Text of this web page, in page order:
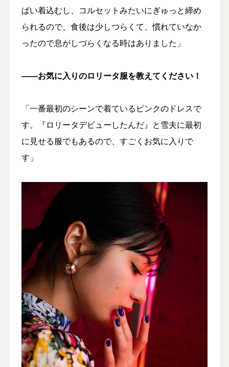
ぱい着込むし、コルセットみたいにぎゅっと締め
られるので、食後は少しつらくて、慣れていなか
ったので息がしづらくなる時はありました」
――お気に入りのロリータ服を教えてください！
「一番最初のシーンで着ているピンクのドレスで
す。『ロリータデビューしたんだ』と雪夫に最初
に見せる服でもあるので、すごくお気に入りで
す」